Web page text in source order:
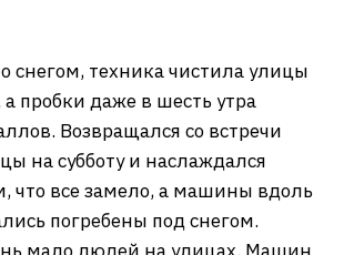
снегом, техника чистила улицы
пробки даже в шесть утра
Возвращался со встречи
на субботу и наслаждался
что все замело, а машины вдоль
погребены под снегом.